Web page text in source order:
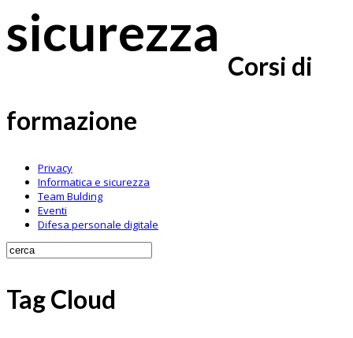
sicurezza
Corsi di
formazione
Privacy
Informatica e sicurezza
Team Bulding
Eventi
Difesa personale digitale
Tag Cloud